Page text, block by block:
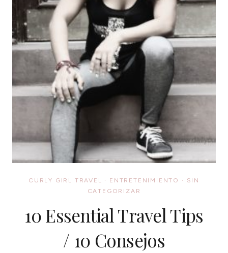
CURLY GIRL TRAVEL · ENTRETENIMIENTO ·
SIN
CATEGORIZAR
10 Essential Travel Tips
/ 10 Consejos